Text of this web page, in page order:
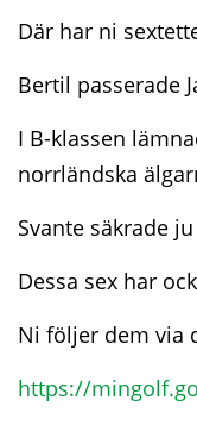
Där har ni
Bertil passerade
I B-klassen
norrländska
Svante säkrade
Dessa sex har
Ni följer dem via
https://